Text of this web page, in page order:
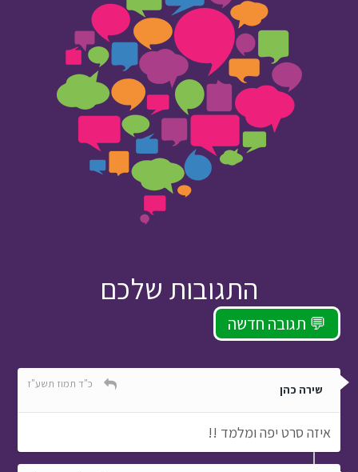
התגובות שלכם
תגובה חדשה 💬
שירה כהן כ"ד תמוז תשע"ז
איזה סרט יפה ומלמד !!